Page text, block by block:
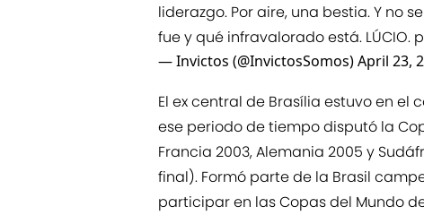
liderazgo. Por aire, una bestia. Y no
fue y qué infravalorado está. LÚCIO.
— Invictos (@InvictosSomos)April 23,
El ex central de Brasília estuvo en el
ese periodo de tiempo disputó la
Francia 2003, Alemania 2005 y
final). Formó parte de la Brasil
participar en las Copas del Mundo